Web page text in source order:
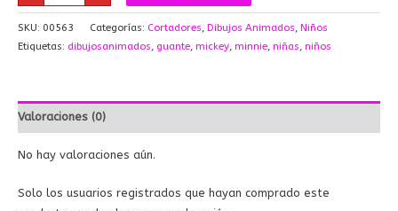
SKU: 00563 Categorías: Cortadores, Dibujos Animados, Niños
Etiquetas: dibujosanimados, guante, mickey, minnie, niñas, niños
Valoraciones (0)
No hay valoraciones aún.
Solo los usuarios registrados que hayan comprado este